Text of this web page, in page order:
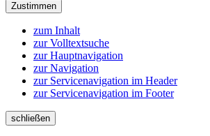
Zustimmen
zum Inhalt
zur Volltextsuche
zur Hauptnavigation
zur Navigation
zur Servicenavigation im Header
zur Servicenavigation im Footer
schließen